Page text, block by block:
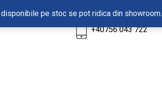
pe stoc se pot ridica din showroom.
+40756 043 722